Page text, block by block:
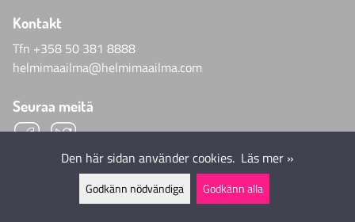
Kontakt
Tfn +358 50 381 8888
helmimaailma@helmimaailma.com
Seuraa meitä
Den här sidan använder cookies. Läs mer »
Godkänn nödvändiga Godkänn alla